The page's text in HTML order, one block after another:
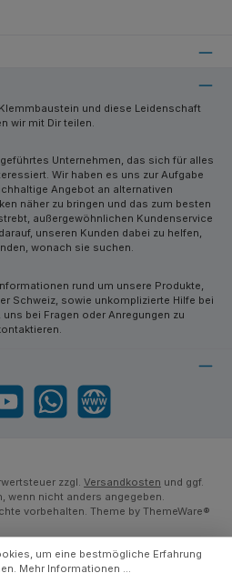
und diese Leidenschaft
wir mit Dir teilen.
Unternehmen, das sich für alles
Wir haben es uns zur Aufgabe
Angebot an alternativen
näher zu bringen und das zum besten
außergewöhnlichen Kundenservice
unseren Kunden dabei zu helfen,
wonach sie suchen.
rund um unsere Produkte,
Schweiz, sowie unkomplizierte Hilfe bei
bei Fragen oder Anregungen zu
WhatsApp Website
zzgl. Versandkosten und ggf.
wenn nicht anders angegeben.
vorbehalten. Theme by ThemeWare®
um eine bestmögliche Erfahrung
Mehr Informationen ...